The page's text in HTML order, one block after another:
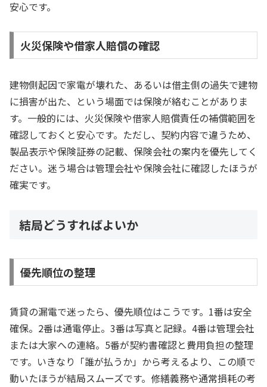
安心です。
火災保険や借家人賠償の確認
建物側起因で家電が壊れた、あるいは借主側の過失で建物
に損害が出た、という場面では保険が絡むことがありま
す。一般的には、火災保険や借家人賠償責任の補償範囲を
確認しておくと安心です。ただし、契約内容で違うため、
製品表示や保険証券の記載、保険会社の案内を優先してく
ださい。迷う場合は管理会社や保険会社に確認したほうが
確実です。
結局どうすればよいか
優先順位の整理
賃貸の漏電で迷ったら、優先順位はこうです。1番は安全
確保。2番は通電停止。3番は写真と記録。4番は管理会社
または大家への連絡。5番が契約書確認と費用負担の整理
です。いきなり「誰が払うか」から考えるより、この順で
動いたほうが結局スムーズです。修繕義務や通常損耗の考